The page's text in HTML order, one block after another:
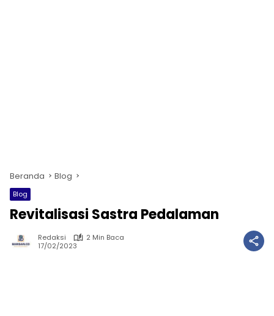
Beranda Blog
Blog
Revitalisasi Sastra Pedalaman
Redaksi
2 Min Baca
17/02/2023